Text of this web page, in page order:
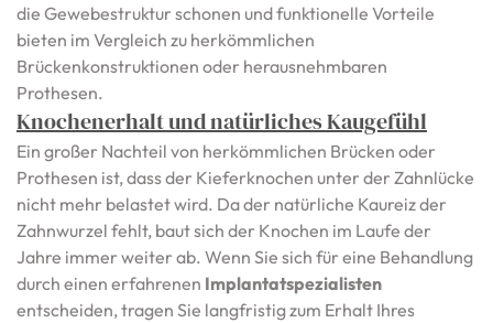
die Gewebestruktur schonen und funktionelle Vorteile
bieten im Vergleich zu herkömmlichen
Brückenkonstruktionen oder herausnehmbaren
Prothesen.
Knochenerhalt und natürliches Kaugefühl
Ein großer Nachteil von herkömmlichen Brücken oder
Prothesen ist, dass der Kieferknochen unter der Zahnlücke
nicht mehr belastet wird. Da der natürliche Kaureiz der
Zahnwurzel fehlt, baut sich der Knochen im Laufe der
Jahre immer weiter ab. Wenn Sie sich für eine Behandlung
durch einen erfahrenen Implantatspezialisten
entscheiden, tragen Sie langfristig zum Erhalt Ihres